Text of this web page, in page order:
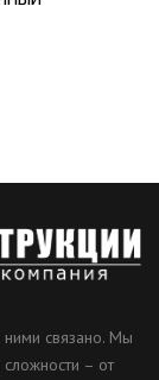
связано. Мы
– от